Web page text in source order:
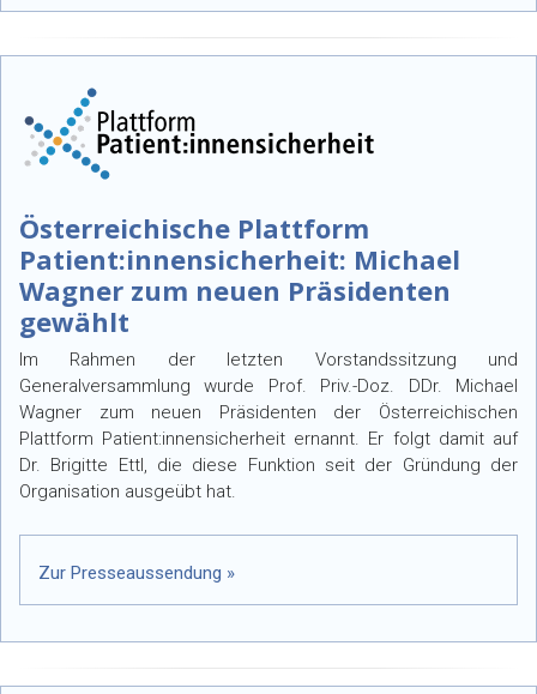
Österreichische Plattform
Patient:innensicherheit: Michael
Wagner zum neuen Präsidenten
gewählt
Im Rahmen der letzten Vorstandssitzung und
Generalversammlung wurde Prof. Priv.-Doz. DDr. Michael
Wagner zum neuen Präsidenten der Österreichischen
Plattform Patient:innensicherheit ernannt. Er folgt damit auf
Dr. Brigitte Ettl, die diese Funktion seit der Gründung der
Organisation ausgeübt hat.
Zur Presseaussendung »